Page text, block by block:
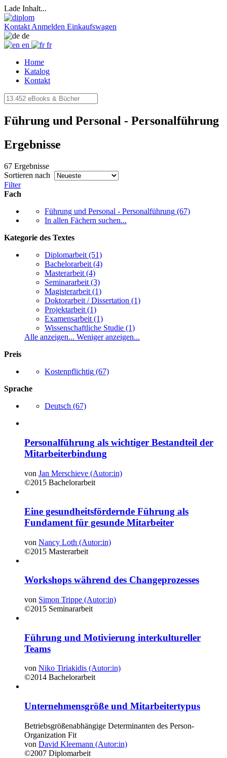
Lade Inhalt...
Kontakt Anmelden Einkaufswagen
de
en
fr
Home
Katalog
Kontakt
Führung und Personal - Personalführung
Ergebnisse
67 Ergebnisse
Sortieren nach
Filter
Fach
Führung und Personal - Personalführung (67)
In allen Fächern suchen...
Kategorie des Textes
Diplomarbeit (51)
Bachelorarbeit (4)
Masterarbeit (4)
Seminararbeit (3)
Magisterarbeit (1)
Doktorarbeit / Dissertation (1)
Projektarbeit (1)
Examensarbeit (1)
Wissenschaftliche Studie (1)
Alle anzeigen... Weniger anzeigen...
Preis
Kostenpflichtig (67)
Sprache
Deutsch (67)
Personalführung als wichtiger Bestandteil der
Mitarbeiterbindung
von Jan Merschieve (Autor:in)
©2015 Bachelorarbeit
Eine gesundheitsfördernde Führung als
Fundament für gesunde Mitarbeiter
von Nancy Loth (Autor:in)
©2015 Masterarbeit
Workshops während des Changeprozesses
von Simon Trippe (Autor:in)
©2015 Seminararbeit
Führung und Motivierung interkultureller
Teams
von Niko Tiriakidis (Autor:in)
©2014 Bachelorarbeit
Unternehmensgröße und Mitarbeitertypus
Betriebsgrößenabhängige Determinanten des Person-
Organization Fit
von David Kleemann (Autor:in)
©2007 Diplomarbeit